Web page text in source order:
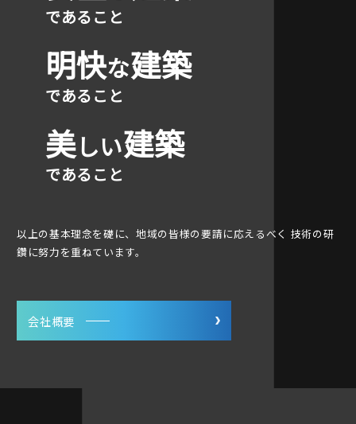
であること
明快な建築
であること
美しい建築
であること
以上の基本理念を礎に、地域の皆様の要請に応えるべく 技術の研
鑽に努力を重ねています。
会社概要